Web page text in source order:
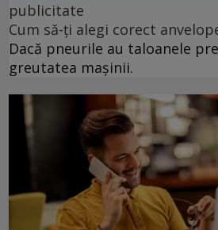
publicitate
Cum să-ți alegi corect
Dacă pneurile au taloanele
greutatea mașinii.